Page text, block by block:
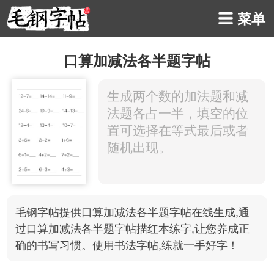
菜单
口算加减法各半题字帖
毛钢字帖提供口算加减法各半题字帖在线生成,通
过口算加减法各半题字帖描红本练字,让您养成正
确的书写习惯。使用书法字帖,练就一手好字！